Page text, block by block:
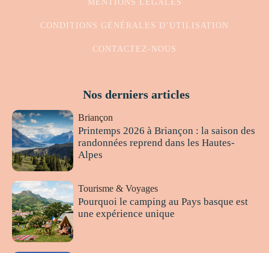
MENTIONS LEGALES
CONDITIONS GÉNÉRALES D’UTILISATION
CONTACTEZ-NOUS
Nos derniers articles
Briançon
Printemps 2026 à Briançon : la saison des
randonnées reprend dans les Hautes-
Alpes
Tourisme & Voyages
Pourquoi le camping au Pays basque est
une expérience unique